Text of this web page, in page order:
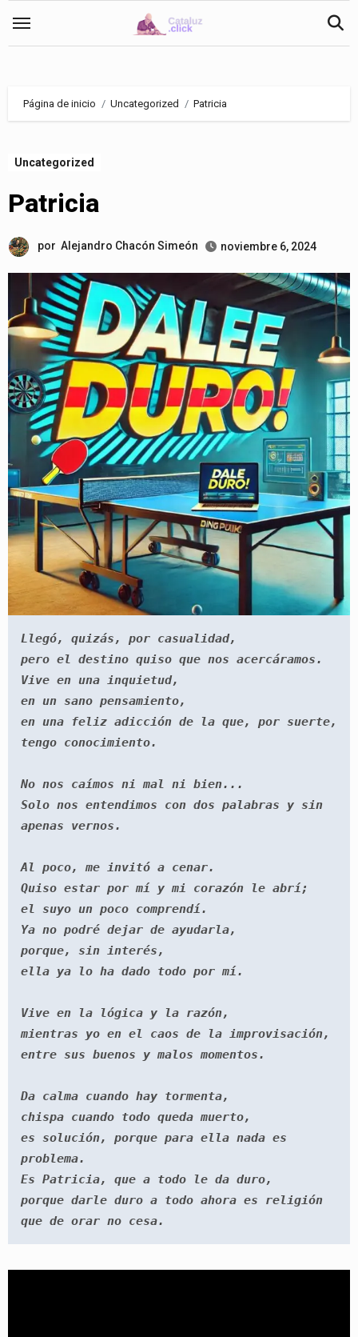
Página de inicio Uncategorized Patricia
Uncategorized
Patricia
por Alejandro Chacón Simeón noviembre 6, 2024
Llegó, quizás, por casualidad,
pero el destino quiso que nos acercáramos.
Vive en una inquietud,
en un sano pensamiento,
en una feliz adicción de la que, por suerte,
tengo conocimiento.
No nos caímos ni mal ni bien...
Solo nos entendimos con dos palabras y sin
apenas vernos.
Al poco, me invitó a cenar.
Quiso estar por mí y mi corazón le abrí;
el suyo un poco comprendí.
Ya no podré dejar de ayudarla,
porque, sin interés,
ella ya lo ha dado todo por mí.
Vive en la lógica y la razón,
mientras yo en el caos de la improvisación,
entre sus buenos y malos momentos.
Da calma cuando hay tormenta,
chispa cuando todo queda muerto,
es solución, porque para ella nada es
problema.
Es Patricia, que a todo le da duro,
porque darle duro a todo ahora es religión
que de orar no cesa.